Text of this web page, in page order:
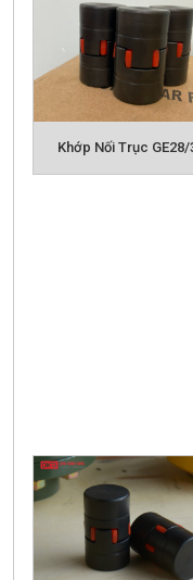
- Hấp thụ sốc đệm:
giảm xóc có khả
- Chống ăn mòn
- Ma sát thấp khi
- Ngăn ngừa quá tải
- Giảm tải trọng
- Bù sai lệch tâm
Khớp Nối Trục GE28/